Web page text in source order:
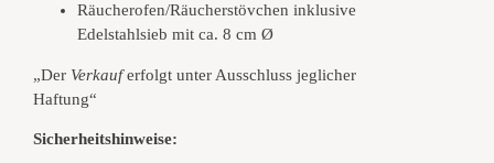
u
e
Räucherofen/Räucherstövchen inklusive
Edelstahlsieb mit ca. 8 cm Ø
„Der Verkauferfolgt unter Ausschluss jeglicher
Haftung“
Sicherheitshinweise: